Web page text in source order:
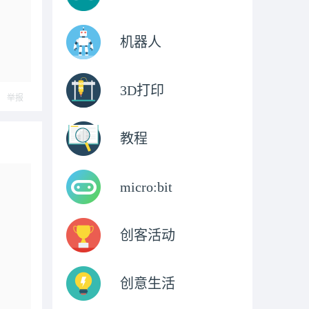
举报
机器人
3D打印
教程
micro:bit
创客活动
创意生活